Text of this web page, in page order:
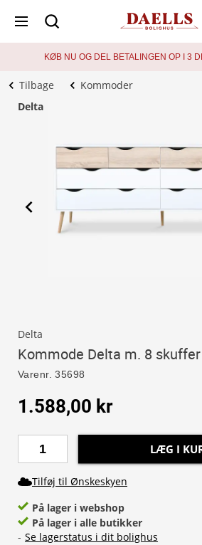
KØB NU OG DEL BETALINGEN OP I 3
Tilbage
Kommoder
Delta
Delta
Kommode Delta m. 8 skuffer
Varenr. 35698
1.588,00 kr
LÆG I
Tilføj til Ønskeskyen
På lager i webshop
På lager i alle butikker
- Se lagerstatus i dit bolighus